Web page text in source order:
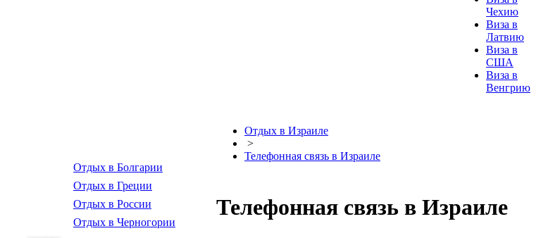
Отдых в Болгарии
Отдых в Греции
Отдых в России
Отдых в Черногории
Чехию
Виза в
Латвию
Виза в
США
Виза в
Венгрию
Отдых в Израиле
>
Телефонная связь в Израиле
Телефонная связь в Израиле